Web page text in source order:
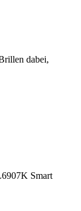
dabei,
Smart